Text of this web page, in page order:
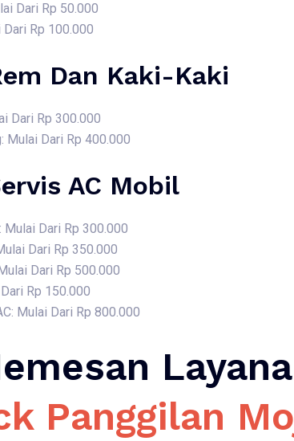
Dari Rp 50.000
Dari Rp 100.000
Dan Kaki-Kaki
Dari Rp 300.000
Mulai Dari Rp 400.000
AC Mobil
Dari Rp 300.000
Dari Rp 350.000
Dari Rp 500.000
Rp 150.000
Mulai Dari Rp 800.000
Panggilan